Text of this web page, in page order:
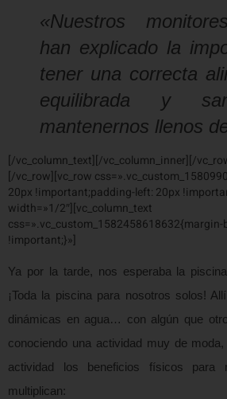
«Nuestros
han explicado la
tener una correcta
equilibrada y
mantenernos llenos
[/vc_column_text][/vc_column_inner][/
[/vc_row][vc_row
20px !important;padding-left: 20px
width=»1/2″][vc_column_text
!important;}»]
Ya por la tarde, nos esperaba la
¡Toda la piscina para nosotros solos!
dinámicas en agua… con algún que
conociendo una actividad muy de
actividad los beneficios físicos para
multiplican: